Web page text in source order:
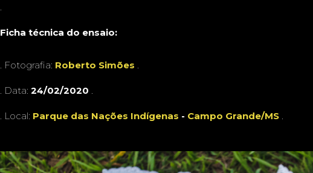
CAMPO
.
Ficha técnica do ensaio:
. Fotografia: Roberto Simões .
. Data: 24/02/2020 .
. Local: Parque das Nações Indígenas - Campo Grande/MS .